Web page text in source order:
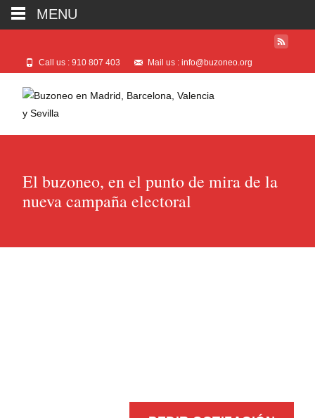
Call us : 910 807 403 Mail us : info@buzoneo.org
El buzoneo, en el punto de mira de la
nueva campaña electoral
MENU